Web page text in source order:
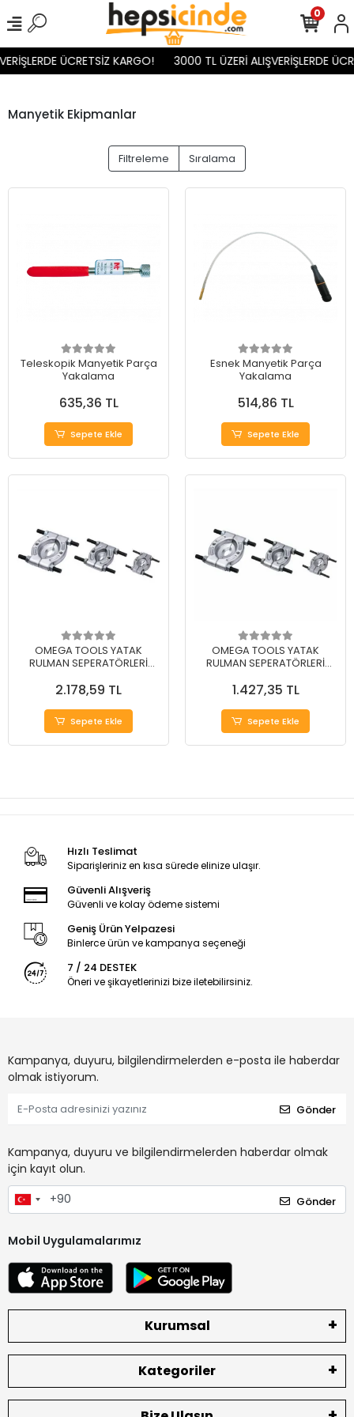
ÜCRETSİZ KARGO! 3000 TL ÜZERİ ALIŞVERİŞLERDE
0
Manyetik Ekipmanlar
Filtreleme Sıralama
Teleskopik Manyetik Parça
Yakalama
635,36 TL
Sepete Ekle
Esnek Manyetik Parça
Yakalama
514,86 TL
Sepete Ekle
OMEGA TOOLS YATAK
RULMAN SEPERATÖRLERİ
2.178,59 TL
Sepete Ekle
OMEGA TOOLS YATAK
RULMAN SEPERATÖRLERİ
1.427,35 TL
Sepete Ekle
Hızlı Teslimat
Siparişleriniz en kısa sürede elinize ulaşır.
Güvenli Alışveriş
Güvenli ve kolay ödeme sistemi
Geniş Ürün Yelpazesi
Binlerce ürün ve kampanya seçeneği
7 / 24 DESTEK
Öneri ve şikayetlerinizi bize iletebilirsiniz.
Kampanya, duyuru, bilgilendirmelerden e-posta ile haberdar
olmak istiyorum.
Gönder
Kampanya, duyuru ve bilgilendirmelerden haberdar olmak
için kayıt olun.
Gönder
Mobil Uygulamalarımız
Kurumsal
Kategoriler